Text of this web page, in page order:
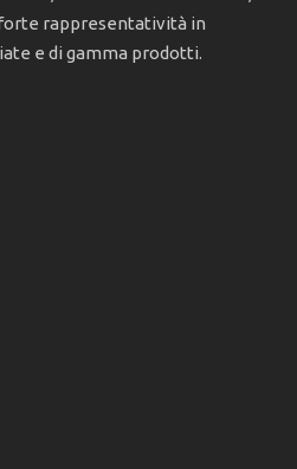
rappresentatività in
e di gamma prodotti.